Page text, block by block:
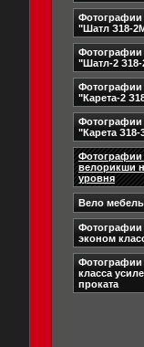
"Шатл З18-
"Шатл-2
"Карета-2
"Карета
велорикши
уровня
Вело мебель
эконом
класса
проката